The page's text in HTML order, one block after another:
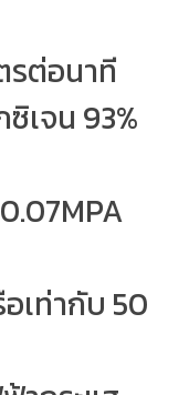
รต่อนาที
เจน 93%
เท่ากับ 50